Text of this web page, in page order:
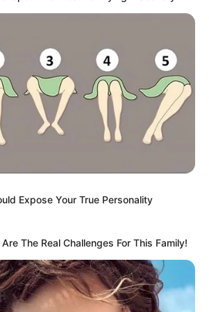
online.de
Veranstaltung kostenlos
Expose Your True Personality
The Real Challenges For This Family!